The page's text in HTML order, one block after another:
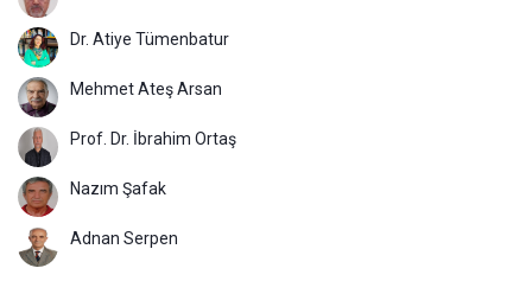
Dr. Atiye Tümenbatur
Mehmet Ateş Arsan
Prof. Dr. İbrahim Ortaş
Nazım Şafak
Adnan Serpen